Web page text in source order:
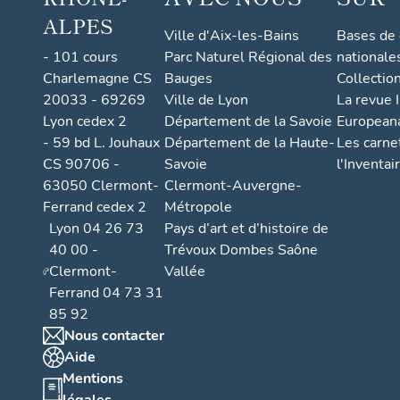
ALPES
- 101 cours
Charlemagne CS
20033 - 69269
Lyon cedex 2
- 59 bd L. Jouhaux
CS 90706 -
63050 Clermont-
Ferrand cedex 2
Lyon 04 26 73
40 00 -
Clermont-
Ferrand 04 73 31
85 92
Nous contacter
Aide
Mentions
Ville d'Aix-les-Bains
Parc Naturel Régional des
Bauges
Ville de Lyon
Département de la Savoie
Département de la Haute-
Savoie
Clermont-Auvergne-
Métropole
Pays d’art et d’histoire de
Trévoux Dombes Saône
Vallée
Bases
La revue
Les